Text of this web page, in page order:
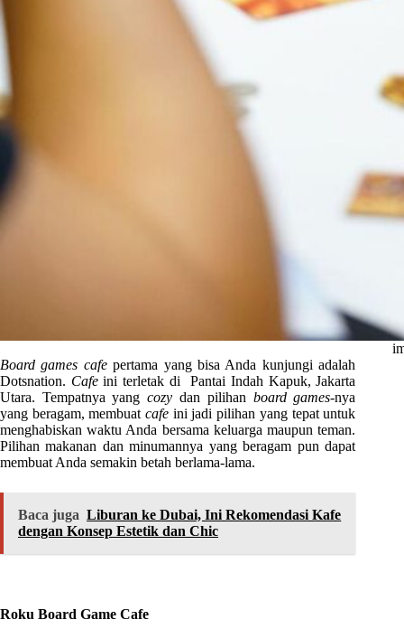
Board games cafepertama yang bisa Anda kunjungi adalah
Dotsnation. Cafeini terletak di Pantai Indah Kapuk, Jakarta
Utara. Tempatnya yangcozy dan pilihan board games-nya
yang beragam, membuatcafe ini jadi pilihan yang tepat untuk
menghabiskan waktu Anda bersama keluarga maupun teman.
Pilihan makanan dan minumannya yang beragam pun dapat
membuat Anda semakin betah berlama-lama.
Baca juga Liburan ke Dubai, Ini Rekomendasi Kafe
dengan Konsep Estetik dan Chic
Roku Board Game Cafe